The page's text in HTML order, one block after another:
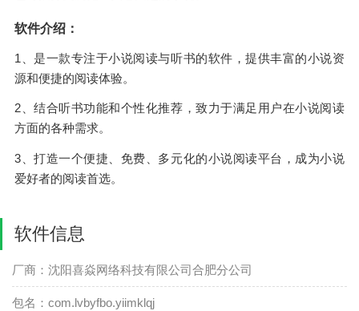
软件介绍：
1、是一款专注于小说阅读与听书的软件，提供丰富的小说资
源和便捷的阅读体验。
2、结合听书功能和个性化推荐，致力于满足用户在小说阅读
方面的各种需求。
3、打造一个便捷、免费、多元化的小说阅读平台，成为小说
爱好者的阅读首选。
软件信息
厂商：沈阳喜焱网络科技有限公司合肥分公司
包名：com.lvbyfbo.yiimklqj